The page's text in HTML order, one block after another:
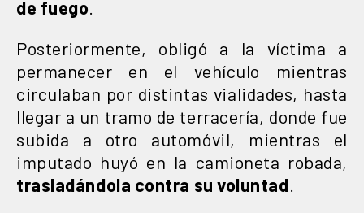
de fuego
Posteriormente, obligó a la víctima a
permanecer en el vehículo mientras
circulaban por distintas vialidades, hasta
llegar a un tramo de terracería, donde fue
subida a otro automóvil, mientras el
imputado huyó en la camioneta robada,
trasladándola contra su voluntad